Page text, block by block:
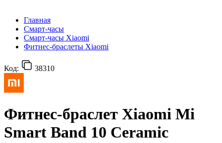
Главная
Смарт-часы
Смарт-часы Xiaomi
Фитнес-браслеты Xiaomi
Код: 38310
Фитнес-браслет Xiaomi Mi
Smart Band 10 Ceramic